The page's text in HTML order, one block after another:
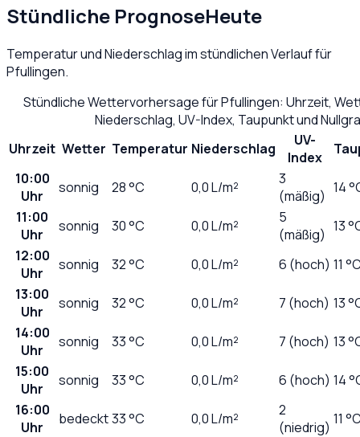
Stündliche PrognoseHeute
Temperatur und Niederschlag im stündlichen Verlauf für
Pfullingen.
Stündliche Wettervorhersage fürPfullingen: Uhrzeit,
Niederschlag, UV-Index, Taupunkt und
Uhrzeit Wetter Temperatur Niederschlag
UV-
Index
10:00
Uhr
sonnig 28°C 0,0L/m²
3
(mäßig) 14
11:00
Uhr
sonnig 30°C 0,0L/m²
5
(mäßig) 13
12:00
Uhr
sonnig 32°C 0,0L/m² 6 (hoch) 11
13:00
Uhr
sonnig 32°C 0,0L/m² 7 (hoch) 13
14:00
Uhr
sonnig 33°C 0,0L/m² 7 (hoch) 13
15:00
Uhr
sonnig 33°C 0,0L/m² 6 (hoch) 14
16:00
Uhr
bedeckt33°C 0,0L/m²
2
(niedrig) 11